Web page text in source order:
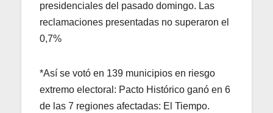
presidenciales del pasado domingo. Las
reclamaciones presentadas no superaron el
0,7%
*Así se votó en 139 municipios en riesgo
extremo electoral: Pacto Histórico ganó en 6
de las 7 regiones afectadas: El Tiempo.